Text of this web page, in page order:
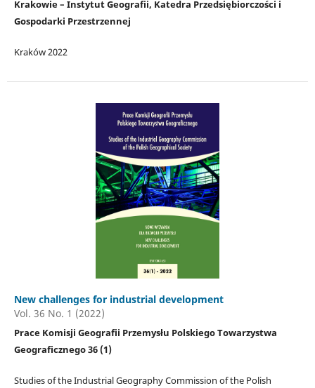
Krakowie – Instytut Geografii, Katedra Przedsiębiorczości i
Gospodarki Przestrzennej
Kraków 2022
New challenges for industrial development
Vol. 36 No. 1 (2022)
Prace Komisji Geografii Przemysłu Polskiego Towarzystwa
Geograficznego 36 (1)
Studies of the Industrial Geography Commission of the Polish